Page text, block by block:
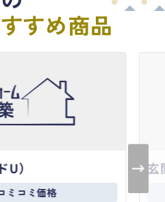
すめ商品
）
ミコミ価格
玄